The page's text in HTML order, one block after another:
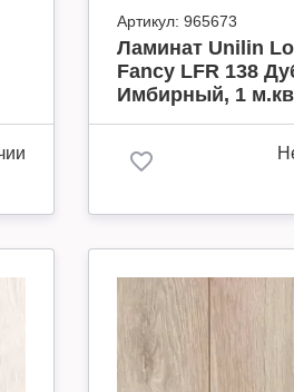
Артикул: 965673
Ламинат Unilin
Fancy LFR 138
Имбирный, 1